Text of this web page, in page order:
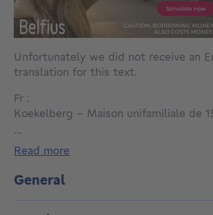
Unfortunately we did not receive an
translation for this text.
Fr :
Koekelberg – Maison unifamiliale de
commodités.
Au sous-sol, vous découvrirez deux
polyvalentes pouvant être aménagées
envies, ainsi qu’une salle de bains,
...
read more
General